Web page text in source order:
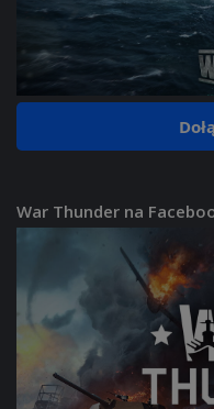
War Thunder na